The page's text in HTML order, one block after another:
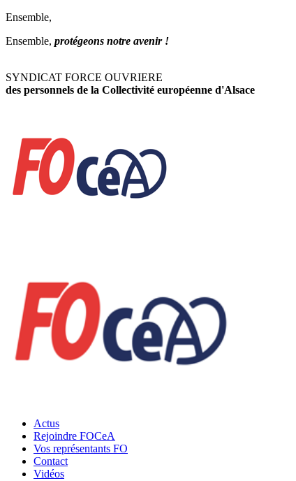
Ensemble,
Ensemble, protégeons notre avenir !
SYNDICAT FORCE OUVRIERE
des personnels de la Collectivité européenne d'Alsace
Actus
Rejoindre FOCeA
Vos représentants FO
Contact
Vidéos